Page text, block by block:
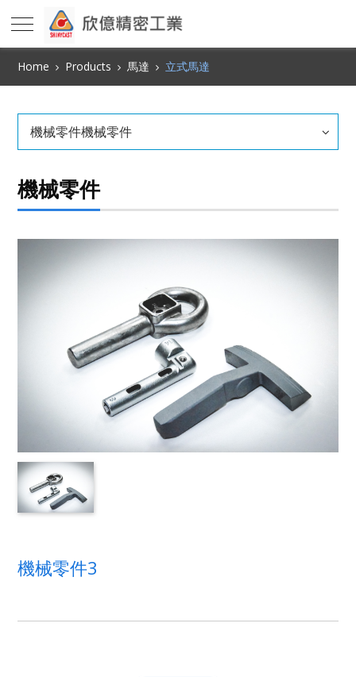
Home Products 馬達 立式馬達
機械零件機械零件
機械零件
機械零件3